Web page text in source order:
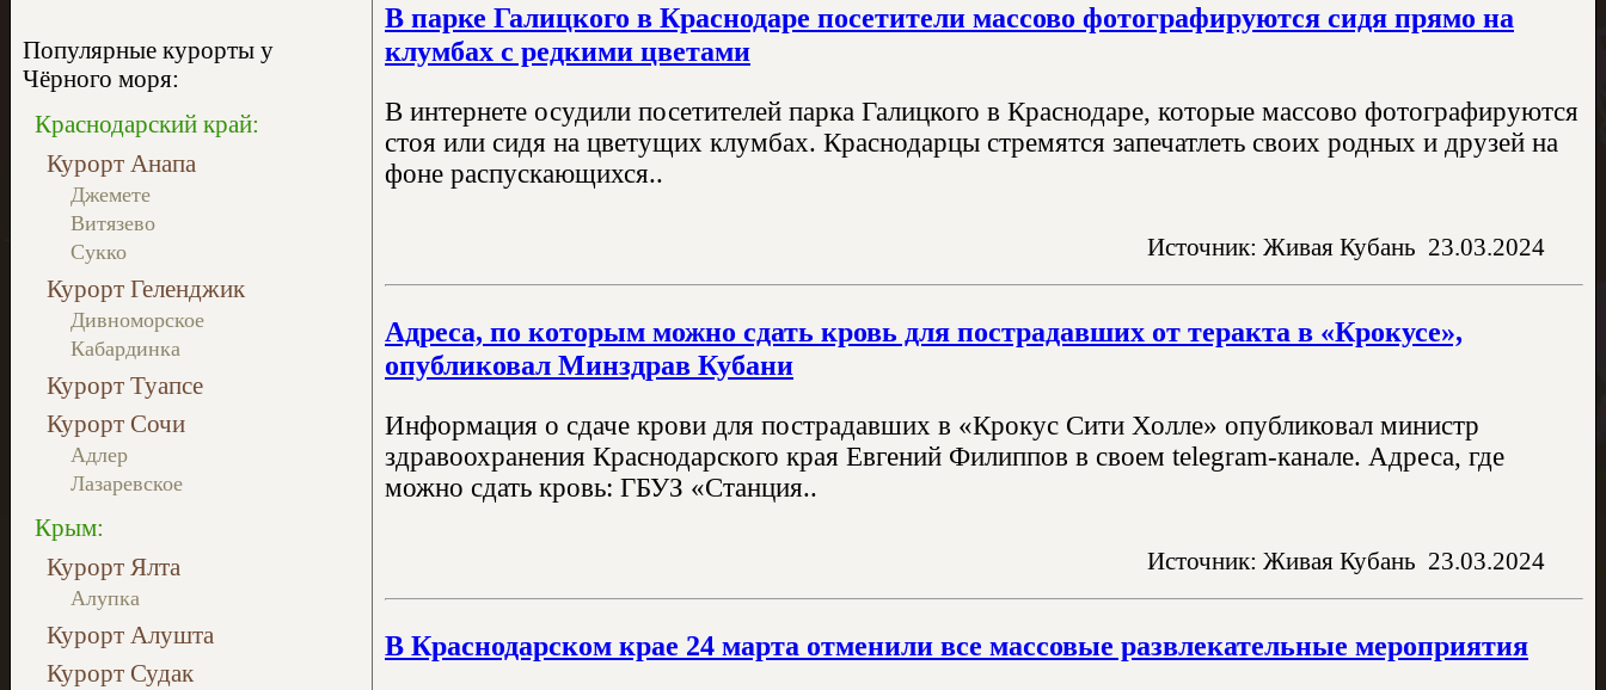
Популярные курорты у
Чёрного моря:
Краснодарский край:
Курорт Анапа
Джемете
Витязево
Сукко
Курорт Геленджик
Дивноморское
Кабардинка
Курорт Туапсе
Курорт Сочи
Адлер
Лазаревское
Крым:
Курорт Ялта
Алупка
Курорт Алушта
Курорт Судак
В парке Галицкого в Краснодаре посетители массово фотографируются сидя прямо на
клумбах с редкими цветами
В интернете осудили посетителей парка Галицкого в Краснодаре, которые массово фотографируются
стоя или сидя на цветущих клумбах. Краснодарцы стремятся запечатлеть своих родных и друзей на
фоне распускающихся..
Источник: Живая Кубань 23.03.2024
Адреса, по которым можно сдать кровь для пострадавших от теракта в «Крокусе»,
опубликовал Минздрав Кубани
Информация о сдаче крови для пострадавших в «Крокус Сити Холле» опубликовал министр
здравоохранения Краснодарского края Евгений Филиппов в своем telegram-канале. Адреса, где
можно сдать кровь: ГБУЗ «Станция..
Источник: Живая Кубань 23.03.2024
В Краснодарском крае 24 марта отменили все массовые развлекательные мероприятия